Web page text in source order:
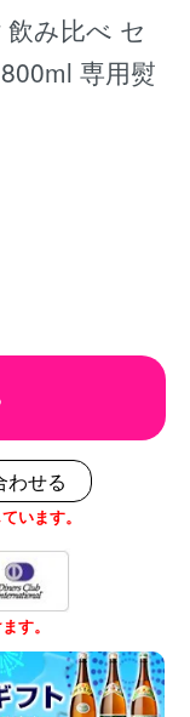
み比べ セ
専用熨
わせる
います。
す。